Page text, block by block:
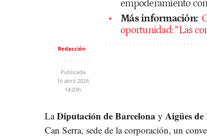
empoderamiento
Más información:
oportunidad: “Las
Redacción
Publicada
16 abril 2026
14:03h
LaDiputación de Barcelona y Aigües
Can Serra, sede de la corporación, un